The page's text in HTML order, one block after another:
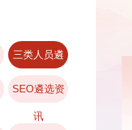
三类人员遴
选
SEO遴选资
讯